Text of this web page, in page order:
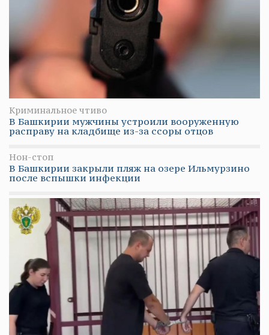
Криминальное чтиво
В Башкирии мужчины устроили вооруженную
расправу на кладбище из-за ссоры отцов
Нон-стоп
В Башкирии закрыли пляж на озере Ильмурзино
после вспышки инфекции